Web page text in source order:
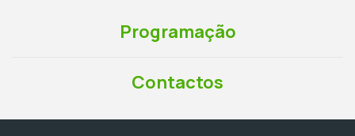
Programação
Contactos